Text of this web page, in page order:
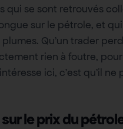
qui se sont retrouvés
sur le pétrole, et
Qu’un trader
rien à foutre,
ici, c’est qu’il ne
le prix du